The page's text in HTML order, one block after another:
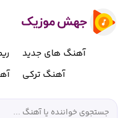
آهنگ های جدید
آهنگ ترکی